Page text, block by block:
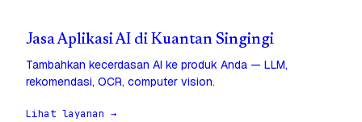
Jasa Aplikasi AI di Kuantan Singingi
Tambahkan kecerdasan AI ke produk Anda — LLM,
rekomendasi, OCR, computer vision.
Lihat layanan →